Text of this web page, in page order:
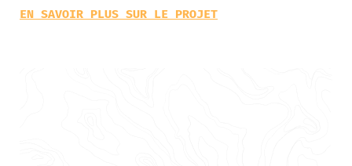
EN SAVOIR PLUS SUR LE PROJET